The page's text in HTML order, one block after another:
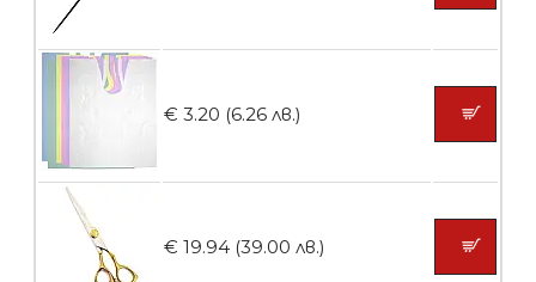
Ваничка за маникюр BMSPA1C
БЕЗПЛАТНО
€ 3.20 (6.26 лв.)
€ 19.94 (39.00 лв.)